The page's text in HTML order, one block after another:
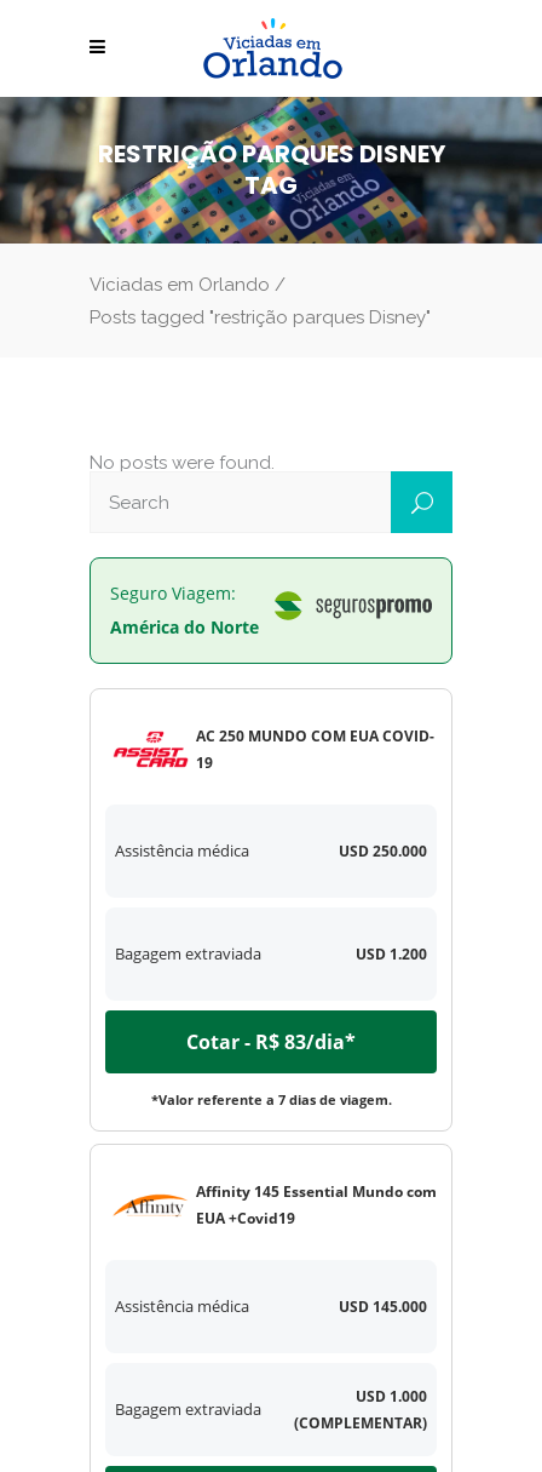
RESTRIÇÃO PARQUES DISNEY
TAG
Viciadas em Orlando /
Posts tagged "restrição parques Disney"
No posts were found.
Seguro Viagem:
América do Norte
AC 250 MUNDO COM EUA COVID-
19
Assistência médica USD 250.000
Bagagem extraviada USD 1.200
Cotar - R$ 83/dia*
*Valor referente a 7 dias de viagem.
Affinity 145 Essential Mundo com
EUA +Covid19
Assistência médica USD 145.000
Bagagem extraviada
USD 1.000
(COMPLEMENTAR)